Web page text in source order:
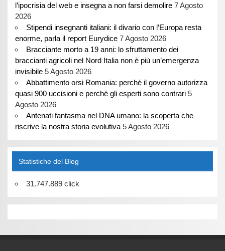
l’ipocrisia del web e insegna a non farsi demolire 7 Agosto
2026
Stipendi insegnanti italiani: il divario con l’Europa resta
enorme, parla il report Eurydice 7 Agosto 2026
Bracciante morto a 19 anni: lo sfruttamento dei
braccianti agricoli nel Nord Italia non è più un’emergenza
invisibile 5 Agosto 2026
Abbattimento orsi Romania: perché il governo autorizza
quasi 900 uccisioni e perché gli esperti sono contrari 5
Agosto 2026
Antenati fantasma nel DNA umano: la scoperta che
riscrive la nostra storia evolutiva 5 Agosto 2026
Statistiche del Blog
31.747.889 click